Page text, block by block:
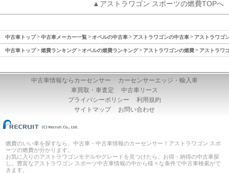
▲アストラワゴン スポーツの燃費TOPへ
中古車トップ 中古車メーカー一覧 オペルの中古車 アストラワゴンの中古車 アストラワゴ
中古車トップ 燃費ランキング オペルの燃費ランキング アストラワゴンの燃費 アストラワ
中古車情報ならカーセンサー
カーセンサーエッジ・輸入車
車買取・車査定
中古車リース
プライバシーポリシー
利用規約
サイトマップ
お問い合わせ
燃費のいい車を探すなら、中古車・中古車情報のカーセンサー！アストラワゴン スポ
ーツの燃費が分かります。
お気に入りのアストラワゴンモデルやグレードを見つけたら、お得・納得の中古車探
し。豊富なアストラワゴン スポーツ中古車情報の中から様々な条件で中古車検索がで
きます。